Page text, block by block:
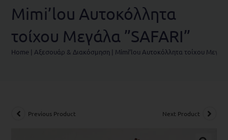
Mimi’lou Αυτοκόλλητα
τοίχου Μεγάλα ”SAFARI”
Home | Αξεσουάρ & Διακόσμηση | Mimi’lou Αυτοκόλλητα τοίχου
Previous Product Next Product